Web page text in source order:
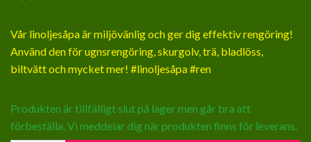
Vår linoljesåpa är miljövänlig och ger dig effektiv rengöring!
Använd den för ugnsrengöring, skurgolv, trä, bladlöss,
biltvätt och mycket mer! #linoljesåpa #ren
Produkten är tillfälligt slut på lager men går bra att
förbeställa. Vi meddelar dig när produkten finns för leverans.